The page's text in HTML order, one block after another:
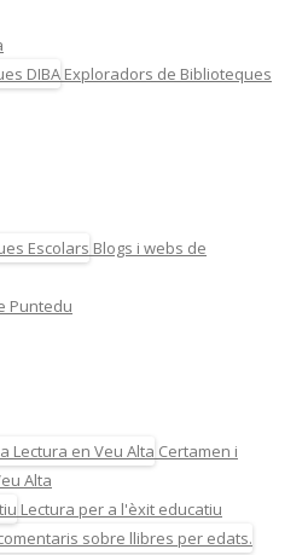
Exploradors de Biblioteques
Blogs i webs de
Puntedu
Certamen i
Alta
Lectura per a l'èxit educatiu